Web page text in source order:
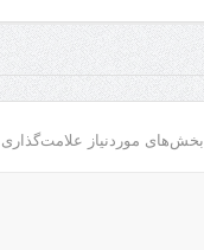
بخش‌های موردنیاز